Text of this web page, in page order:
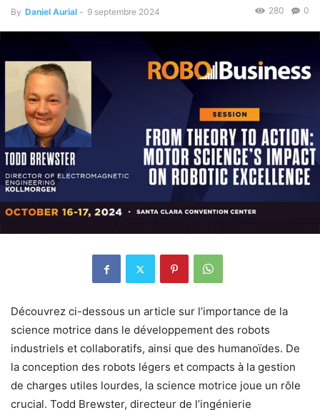
By Daniel Aurial - 9 septembre 2024 0
280
Découvrez ci-dessous un article sur l’importance de la
science motrice dans le développement des robots
industriels et collaboratifs, ainsi que des humanoïdes. De
la conception des robots légers et compacts à la gestion
de charges utiles lourdes, la science motrice joue un rôle
crucial. Todd Brewster, directeur de l’ingénierie